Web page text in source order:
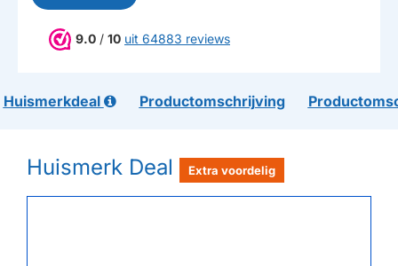
9.0 / 10 uit 64883 reviews
Huismerkdeal Productomschrijving
Huismerk Deal Extra voordelig